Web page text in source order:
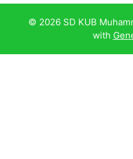
© 2026 SD KUB
with